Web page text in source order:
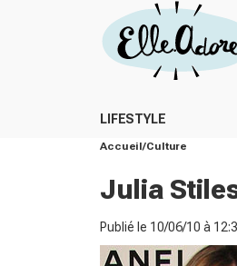
LIFESTYLE
Accueil Culture
Julia
Publié le 10/06/10 à